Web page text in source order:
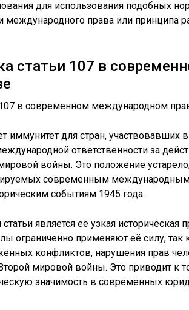
для использования подобных
международного права или принципа
статьи 107 в
иммунитет для стран, участвовавших в
ответственности за
войны. Это положение
современным
событиям 1945 года.
является её узкая историческая
ограниченно применяют её силу, так
конфликтов, нарушения прав
мировой войны. Это приводит к
значимость в современных